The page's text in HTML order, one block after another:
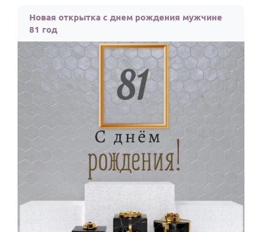
Новая открытка с днем рождения мужчине
81 год